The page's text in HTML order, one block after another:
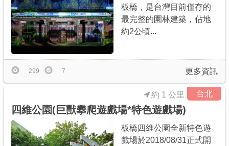
板橋，是台灣目前僅存的
最完整的園林建築，佔地
約2公頃...
更多資訊
299 7
台北
四維公園(巨獸攀爬遊戲場*特色遊戲場)
約 1 公里
板橋四維公園全新特色遊
戲場於2018/08/31正式開